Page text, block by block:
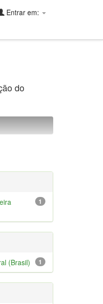
Entrar em:
do
1
1
(Brasil)